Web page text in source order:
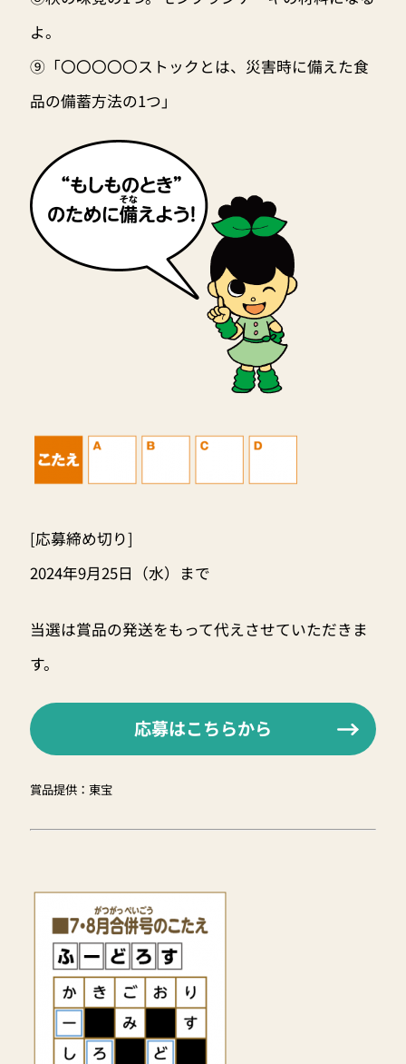
よ。
⑨「〇〇〇〇〇ストックとは、災害時に備えた食
品の備蓄方法の1つ」
[応募締め切り]
2024年9月25日（水）まで
当選は賞品の発送をもって代えさせていただきま
す。
応募はこちらから
賞品提供：東宝